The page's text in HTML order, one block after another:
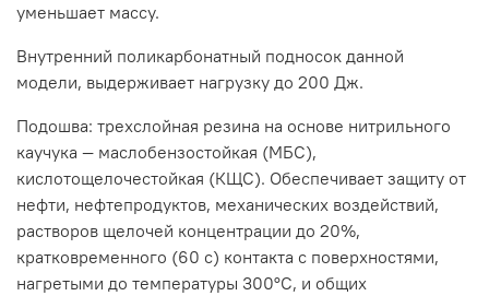
уменьшает массу.
Внутренний поликарбонатный подносок данной
модели, выдерживает нагрузку до 200 Дж.
Подошва: трехслойная резина на основе нитрильного
каучука — маслобензостойкая (МБС),
кислотощелочестойкая (КЩС). Обеспечивает защиту от
нефти, нефтепродуктов, механических воздействий,
растворов щелочей концентрации до 20%,
кратковременного (60 с) контакта с поверхностями,
нагретыми до температуры 300°С, и общих